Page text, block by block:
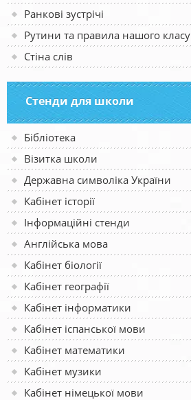
Ранкові зустрічі
Рутини та правила нашого класу
Стіна слів
Стенди для школи
Бібліотека
Візитка школи
Державна символіка України
Кабінет історії
Інформаційні стенди
Англійська мова
Кабінет біології
Кабінет географії
Кабінет інформатики
Кабінет іспанської мови
Кабінет математики
Кабінет музики
Кабінет німецької мови